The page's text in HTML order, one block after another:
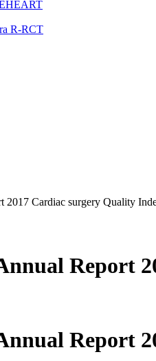
R-RCT
Cardiac surgery Quality
Report
Report